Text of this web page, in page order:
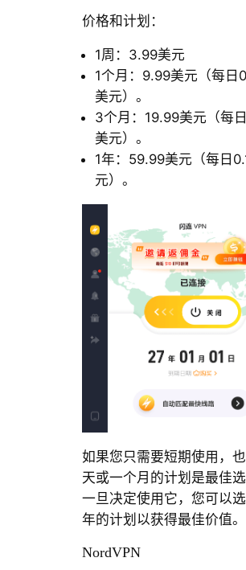
价格和计划：
1周：3.99美元
1个月：9.99美元（每日
美元）。
3个月：19.99美元（每
美元）。
1年：59.99美元（每日
元）。
如果您只需要短期使用，
天或一个月的计划是最佳选
一旦决定使用它，您可以
年的计划以获得最佳价值。
NordVPN